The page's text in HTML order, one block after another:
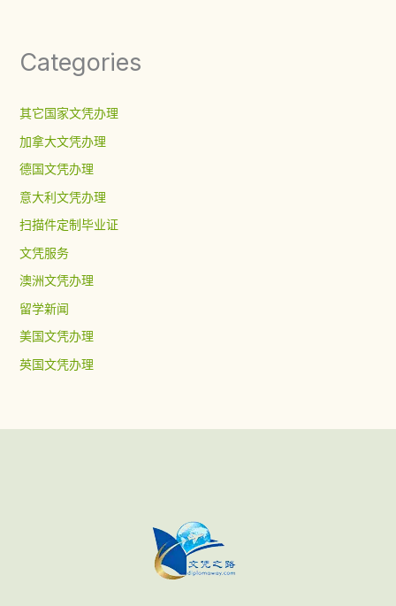
Categories
其它国家文凭办理
加拿大文凭办理
德国文凭办理
意大利文凭办理
扫描件定制毕业证
文凭服务
澳洲文凭办理
留学新闻
美国文凭办理
英国文凭办理